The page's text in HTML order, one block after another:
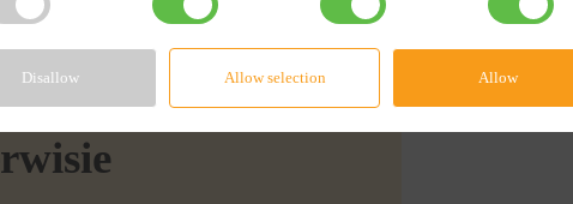
Disallow Allow selection Allow